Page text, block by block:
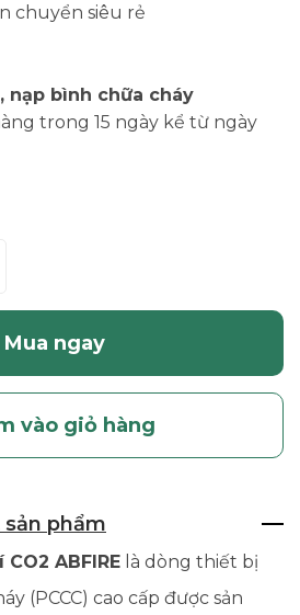
chuyển siêu rẻ
nạp bình chữa cháy
trong 15 ngày kể từ ngày
Mua ngay
vào giỏ hàng
phẩm
ABFIRE là dòng thiết bị
(PCCC) cao cấp được sản